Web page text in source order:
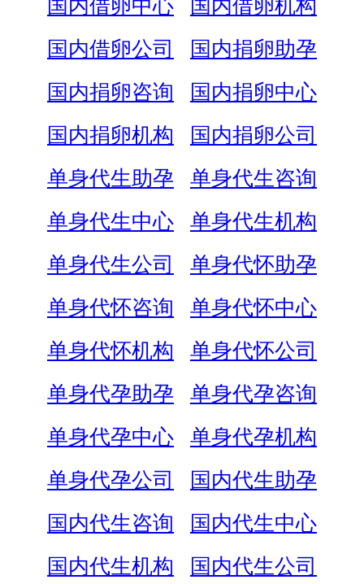
国内借卵中心
国内借卵机构
国内借卵公司
国内捐卵助孕
国内捐卵咨询
国内捐卵中心
国内捐卵机构
国内捐卵公司
单身代生助孕
单身代生咨询
单身代生中心
单身代生机构
单身代生公司
单身代怀助孕
单身代怀咨询
单身代怀中心
单身代怀机构
单身代怀公司
单身代孕助孕
单身代孕咨询
单身代孕中心
单身代孕机构
单身代孕公司
国内代生助孕
国内代生咨询
国内代生中心
国内代生机构
国内代生公司